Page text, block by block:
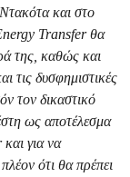
και στο
Transfer θα
της, καθώς και
τις δυσφημιστικές
τον δικαστικό
ως αποτέλεσμα
για να
ότι θα πρέπει